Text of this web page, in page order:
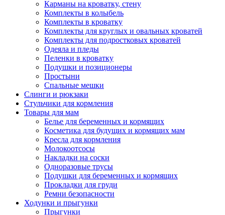
Карманы на кроватку, стену
Комплекты в колыбель
Комплекты в кроватку
Комплекты для круглых и овальных кроватей
Комплекты для подростковых кроватей
Одеяла и пледы
Пеленки в кроватку
Подушки и позиционеры
Простыни
Спальные мешки
Слинги и рюкзаки
Стульчики для кормления
Товары для мам
Белье для беременных и кормящих
Косметика для будущих и кормящих мам
Кресла для кормления
Молокоотсосы
Накладки на соски
Одноразовые трусы
Подушки для беременных и кормящих
Прокладки для груди
Ремни безопасности
Ходунки и прыгунки
Прыгунки